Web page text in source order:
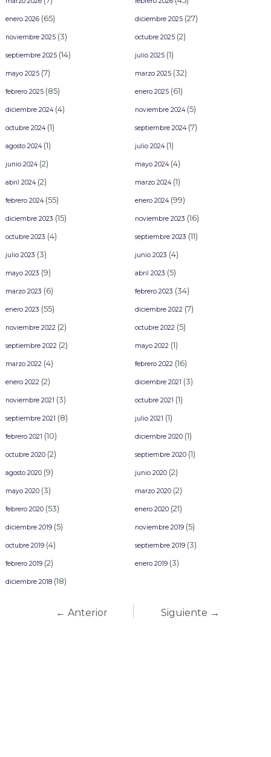
enero 2026(65) diciembre 2025(27)
noviembre 2025(3) octubre 2025(2)
septiembre 2025(14) julio 2025(1)
mayo 2025(7) marzo 2025(32)
febrero 2025(85) enero 2025(61)
diciembre 2024(4) noviembre 2024(5)
octubre 2024(1) septiembre 2024(7)
agosto 2024(1) julio 2024(1)
junio 2024(2) mayo 2024(4)
abril 2024(2) marzo 2024(1)
febrero 2024(55) enero 2024(99)
diciembre 2023 (15) noviembre 2023 (16)
octubre 2023 (4) septiembre 2023 (11)
julio 2023 (3) junio 2023 (4)
mayo 2023 (9) abril 2023 (5)
marzo 2023 (6) febrero 2023 (34)
enero 2023 (55) diciembre 2022(7)
noviembre 2022(2) octubre 2022(5)
septiembre 2022(2) mayo 2022(1)
marzo 2022(4) febrero 2022(16)
enero 2022(2) diciembre 2021 (3)
noviembre 2021 (3) octubre 2021 (1)
septiembre 2021 (8) julio 2021 (1)
febrero 2021 (10) diciembre 2020(1)
octubre 2020(2) septiembre 2020(1)
agosto 2020(9) junio 2020(2)
mayo 2020(3) marzo 2020(2)
febrero 2020(53) enero 2020(21)
diciembre 2019(5) noviembre 2019(5)
octubre 2019(4) septiembre 2019(3)
febrero 2019(2) enero 2019(3)
diciembre 2018(18)
← Anterior Siguiente →